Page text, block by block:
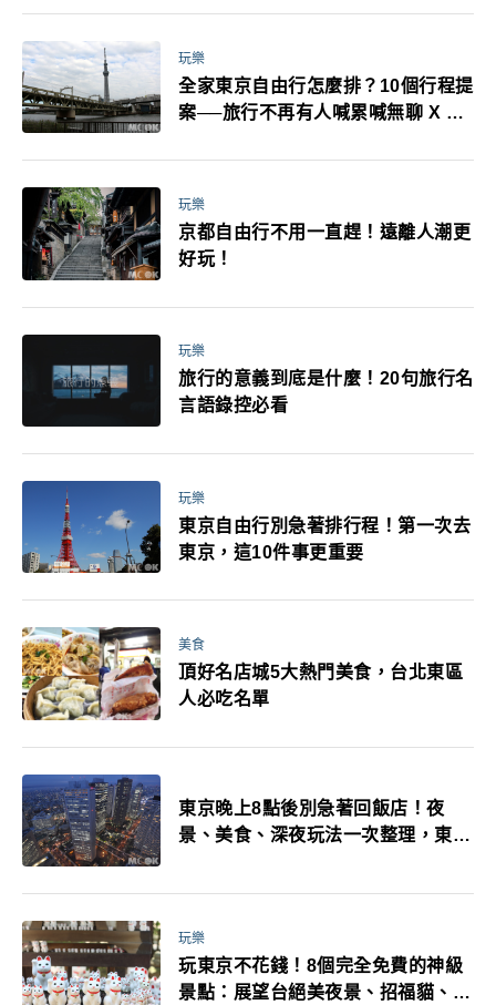
萬！注意事項一次看！
玩樂
全家東京自由行怎麼排？10個行程提
案──旅行不再有人喊累喊無聊 X 爸
玩樂
京都自由行不用一直趕！遠離人潮更
好玩！
玩樂
旅行的意義到底是什麼！20句旅行名
言語錄控必看
玩樂
東京自由行別急著排行程！第一次去
東京，這10件事更重要
美食
頂好名店城5大熱門美食，台北東區
人必吃名單
東京晚上8點後別急著回飯店！夜
景、美食、深夜玩法一次整理，東京
玩樂
玩東京不花錢！8個完全免費的神級
景點：展望台絕美夜景、招福貓、皇